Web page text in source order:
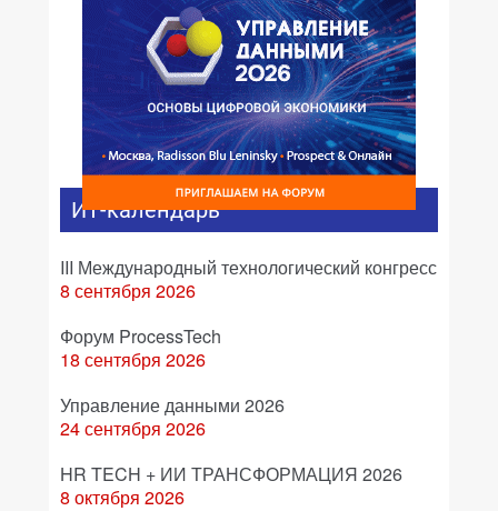
ИТ-календарь
III Международный технологический конгресс
8 сентября 2026
Форум ProcessTech
18 сентября 2026
Управление данными 2026
24 сентября 2026
HR TECH + ИИ ТРАНСФОРМАЦИЯ 2026
8 октября 2026